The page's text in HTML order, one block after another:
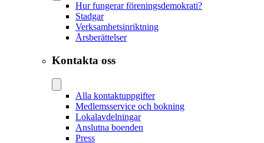
Hur fungerar föreningsdemokrati?
Stadgar
Verksamhetsinriktning
Årsberättelser
Kontakta oss
Alla kontaktuppgifter
Medlemsservice och bokning
Lokalavdelningar
Anslutna boenden
Press